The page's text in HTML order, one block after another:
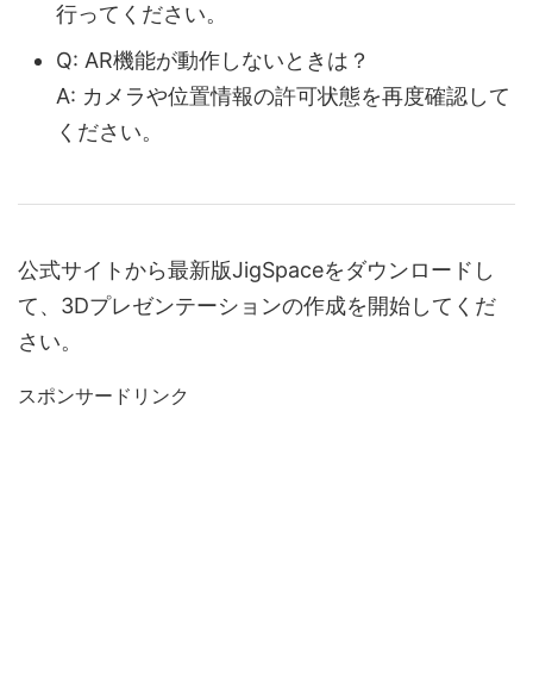
行ってください。
Q: AR機能が動作しないときは？
A: カメラや位置情報の許可状態を再度確認して
ください。
公式サイトから最新版JigSpaceをダウンロードし
て、3Dプレゼンテーションの作成を開始してくだ
さい。
スポンサードリンク